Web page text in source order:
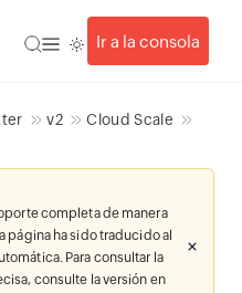
Ir a la consola
v2
Cloud Scale
completa de manera
página ha sido traducido al
Para consultar la
consulte la versión en